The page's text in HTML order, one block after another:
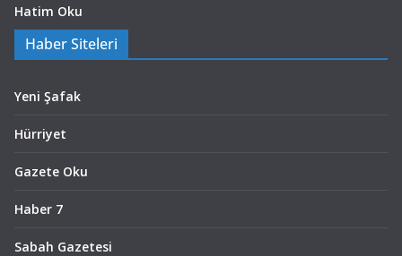
Hatim Oku
Haber Siteleri
Yeni Şafak
Hürriyet
Gazete Oku
Haber 7
Sabah Gazetesi